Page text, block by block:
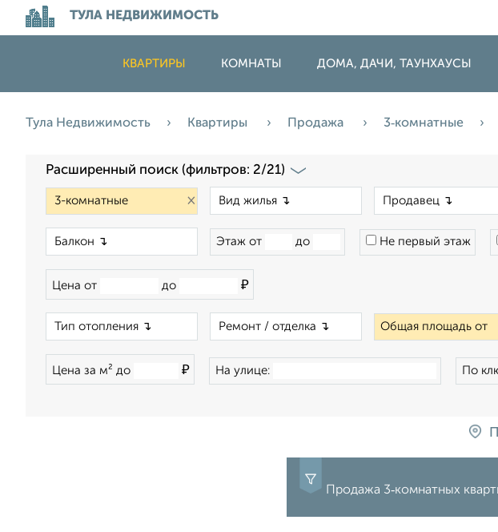
ТУЛА НЕДВИЖИМОСТЬ
КВАРТИРЫ КОМНАТЫ ДОМА, ДАЧИ, ТАУНХАУСЫ
Тула Недвижимость Квартиры Продажа 3‑комнатные
Расширенный поиск (фильтров: 2/21)
×
Этаж от до Не первый этаж
Цена от до ₽
Общая площадь от
Цена за м² до ₽ На улице: По
Продажа 3‑комнатных